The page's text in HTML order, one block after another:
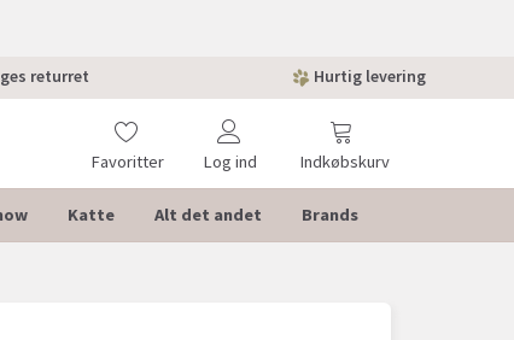
returret Hurtig levering
Indkøbskurv
Favoritter Log ind
Katte Alt det andet Brands